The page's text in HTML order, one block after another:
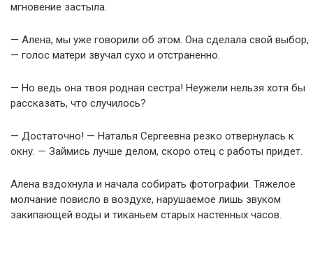
мгновение застыла.
— Алена, мы уже говорили об этом. Она сделала свой выбор,
— голос матери звучал сухо и отстраненно.
— Но ведь она твоя родная сестра! Неужели нельзя хотя бы
рассказать, что случилось?
— Достаточно! — Наталья Сергеевна резко отвернулась к
окну. — Займись лучше делом, скоро отец с работы придет.
Алена вздохнула и начала собирать фотографии. Тяжелое
молчание повисло в воздухе, нарушаемое лишь звуком
закипающей воды и тиканьем старых настенных часов.